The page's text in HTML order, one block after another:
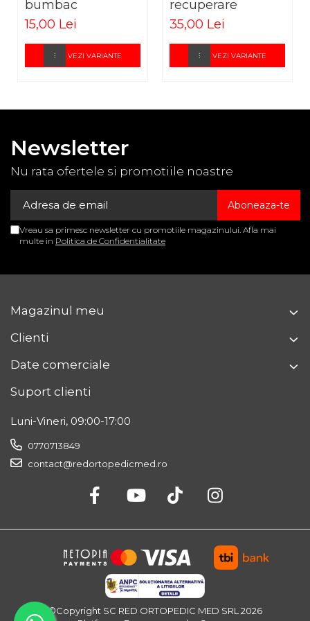
Dimensiune: Reglabilă prin sistemul de fixare flexibil.
CONȚINUT PACHET: 1 pachet (24 buc.)
bumbac
15,00 Lei
VEZI VARIANTE
recuperare
35,00 Lei
VEZI VARIANTE
Newsletter
Nu rata ofertele si promotiile noastre
Vreau sa primesc newsletter cu promotiile magazinului. Afla mai
multe in Politica de Confidentialitate
Magazinul meu
Clienti
Date comerciale
Suport clienti
Luni-Vineri, 09:00-17:00
0770713849
contact@redortopedicmed.ro
©Copyright SC RED ORTOPEDIC MED SRL 2026